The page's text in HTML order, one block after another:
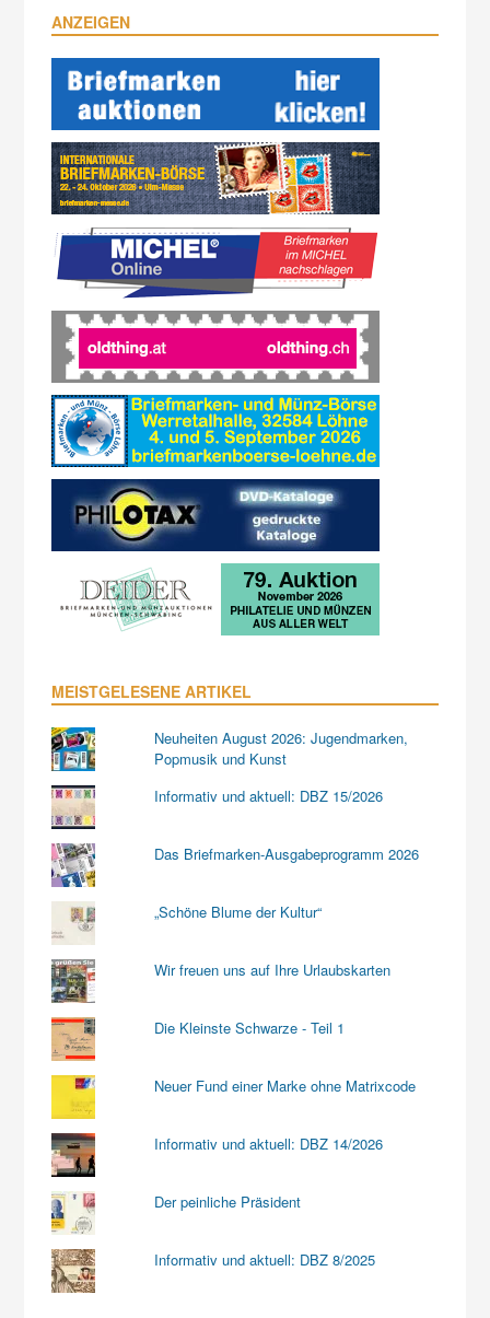
ANZEIGEN
MEISTGELESENE ARTIKEL
Neuheiten August 2026: Jugendmarken,
Popmusik und Kunst
Informativ und aktuell: DBZ 15/2026
Das Briefmarken-Ausgabeprogramm 2026
„Schöne Blume der Kultur“
Wir freuen uns auf Ihre Urlaubskarten
Die Kleinste Schwarze - Teil 1
Neuer Fund einer Marke ohne Matrixcode
Informativ und aktuell: DBZ 14/2026
Der peinliche Präsident
Informativ und aktuell: DBZ 8/2025